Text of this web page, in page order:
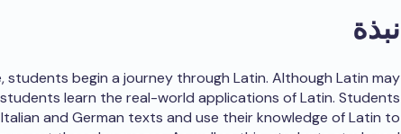
نبذة
students begin a journey through Latin. Although Latin may
learn the real-world applications of Latin. Students
and German texts and use their knowledge of Latin to